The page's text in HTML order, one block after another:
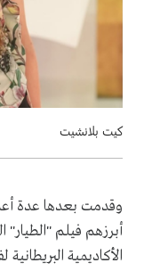
كيت بلانشيت
وقدمت بعدها عدة
أبرزهم فيلم "الطيار"
الأكاديمية